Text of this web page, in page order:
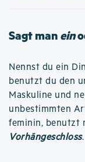
Sagt manein
Nennst du ein
benutzt du den
Maskuline und
unbestimmten
feminin, benutzt
Vorhängeschloss.